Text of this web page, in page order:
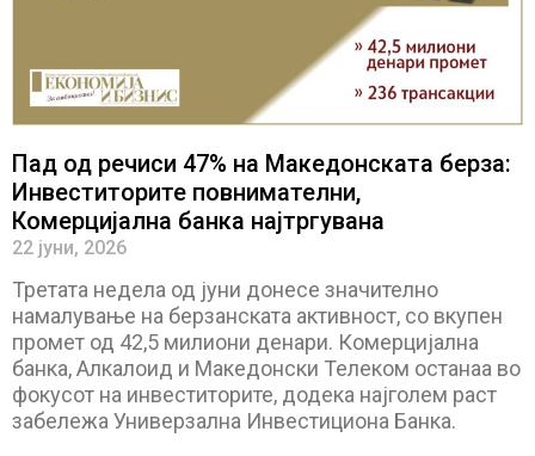
Пад од речиси 47% на Македонската берза:
Инвеститорите повнимателни,
Комерцијална банка најтргувана
22 јуни, 2026
Третата недела од јуни донесе значително
намалување на берзанската активност, со вкупен
промет од 42,5 милиони денари. Комерцијална
банка, Алкалоид и Македонски Телеком останаа во
фокусот на инвеститорите, додека најголем раст
забележа Универзална Инвестициона Банка.